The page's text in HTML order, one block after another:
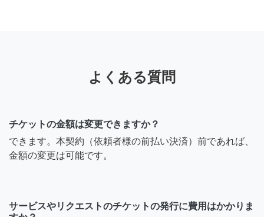
よくある質問
チケットの金額は変更できますか？
できます。本契約（依頼者様の前払い決済）前であれば、
金額の変更は可能です。
サービスやリクエストのチケットの発行に費用はかかりま